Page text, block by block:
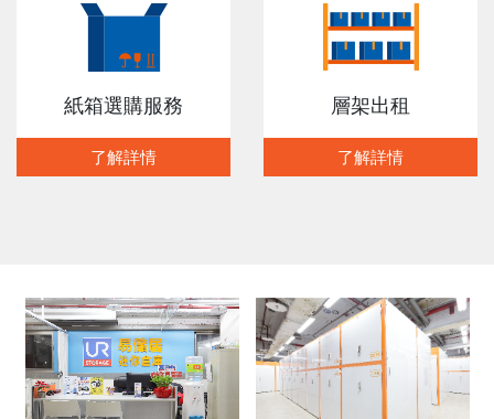
紙箱選購服務
了解詳情
層架出租
了解詳情